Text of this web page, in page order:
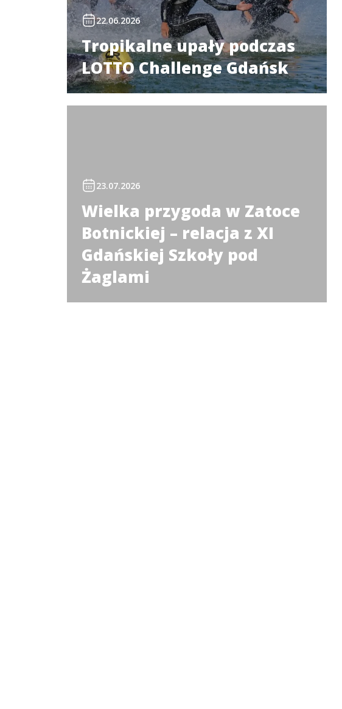
22.06.2026
Tropikalne upały podczas
LOTTO Challenge Gdańsk
23.07.2026
Wielka przygoda w Zatoce
Botnickiej – relacja z XI
Gdańskiej Szkoły pod
Żaglami